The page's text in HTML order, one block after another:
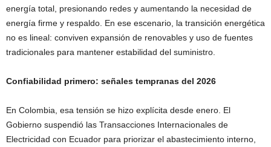
energía total, presionando redes y aumentando la necesidad de
energía firme y respaldo. En ese escenario, la transición energética
no es lineal: conviven expansión de renovables y uso de fuentes
tradicionales para mantener estabilidad del suministro.
Confiabilidad primero: señales tempranas del 2026
En Colombia, esa tensión se hizo explícita desde enero. El
Gobierno suspendió las Transacciones Internacionales de
Electricidad con Ecuador para priorizar el abastecimiento interno,